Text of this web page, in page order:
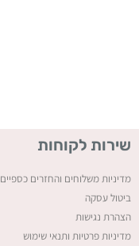
שירות לקוחות
מדיניות משלוחים והחזרים כספיים
ביטול עסקה
הצהרת נגישות
מדיניות פרטיות ותנאי שימוש